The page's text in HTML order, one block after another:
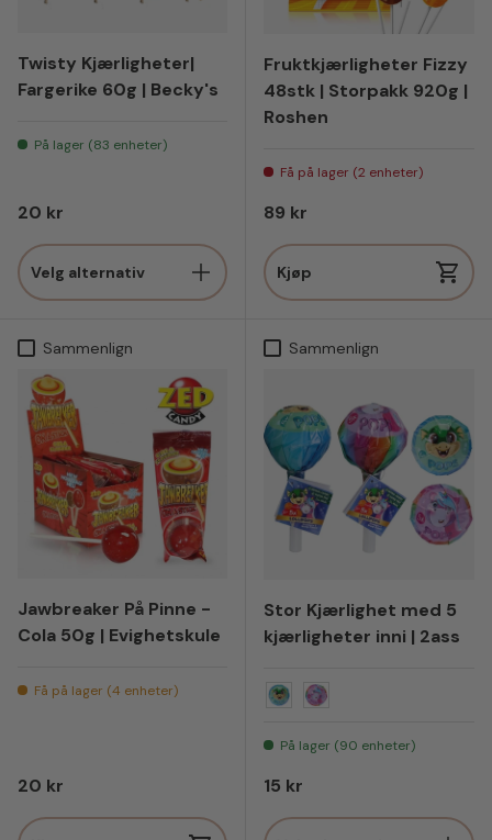
Twisty Kjærligheter|
Fargerike 60g | Becky's
På lager (83 enheter)
Vanlig pris
20 kr
Velg alternativ
Fruktkjærligheter Fizzy
48stk | Storpakk 920g |
Roshen
Få på lager (2 enheter)
Vanlig pris
89 kr
Kjøp
Sammenlign
Jawbreaker På Pinne -
Cola 50g | Evighetskule
Få på lager (4 enheter)
Vanlig pris
20 kr
Sammenlign
Stor Kjærlighet med 5
kjærligheter inni | 2ass
På lager (90 enheter)
Vanlig pris
15 kr